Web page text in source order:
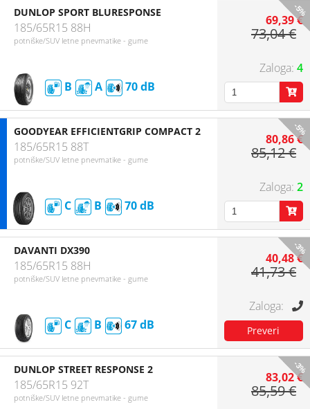
-5%
DUNLOP SPORT BLURESPONSE
185/65R15 88H
potniške/SUV letne pnevmatike - gume
B A 70
69,39 €
73,04 €
4
-5%
GOODYEAR EFFICIENTGRIP COMPACT 2
185/65R15 88T
potniške/SUV letne pnevmatike - gume
C B 70
80,86 €
85,12 €
2
-3%
DAVANTI DX390
185/65R15 88H
potniške/SUV letne pnevmatike - gume
C B 67
40,48 €
41,73 €
-3%
DUNLOP STREET RESPONSE 2
185/65R15 92T
potniške/SUV letne pnevmatike - gume
83,02 €
85,59 €